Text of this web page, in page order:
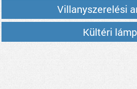
Villanyszerelési
Kültéri